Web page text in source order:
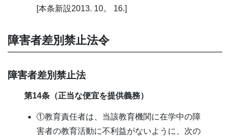
[本条新設2013. 10。 16.]
障害者差別禁止法令
障害者差別禁止法
第14条（正当な便宜を提供義務）
①教育責任者は、当該教育機関に在学中の障
害者の教育活動に不利益がないように、次の